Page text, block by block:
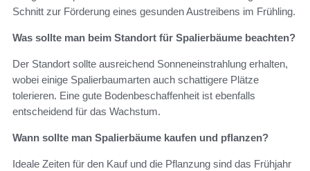
Schnitt zur Förderung eines gesunden Austreibens im Frühling.
Was sollte man beim Standort für Spalierbäume beachten?
Der Standort sollte ausreichend Sonneneinstrahlung erhalten,
wobei einige Spalierbaumarten auch schattigere Plätze
tolerieren. Eine gute Bodenbeschaffenheit ist ebenfalls
entscheidend für das Wachstum.
Wann sollte man Spalierbäume kaufen und pflanzen?
Ideale Zeiten für den Kauf und die Pflanzung sind das Frühjahr